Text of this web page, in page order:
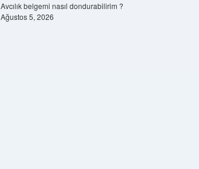
Avcılık belgemi nasıl dondurabilirim ?
Ağustos 5, 2026